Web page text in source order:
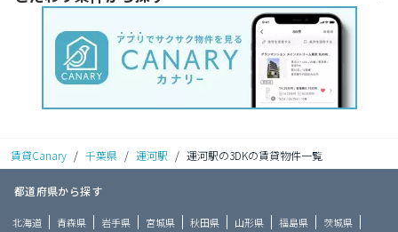
賃貸Canary / 千葉県 / 運河駅 / 運河駅の3DKの賃貸物件一覧
都道府県から探す
北海道 青森県 岩手県 宮城県 秋田県 山形県 福島県 茨城県